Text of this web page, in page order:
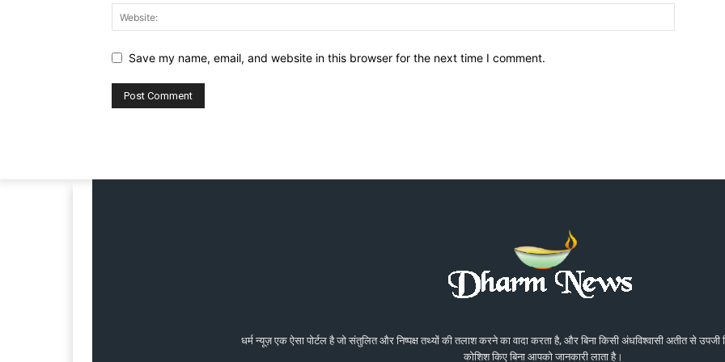
Save my name, email, and website in this browser for the next time I comment.
धर्म न्यूज़ एक ऐसा पोर्टल है जो संतुलित और निष्पक्ष तथ्यों की तलाश करने का वादा करता है, और बिना किसी अंधविश्वासी अतीत से
कोशिश किए बिना आपको जानकारी लाता है।